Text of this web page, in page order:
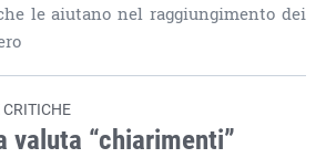
le aiutano nel raggiungimento dei
CRITICHE
valuta “chiarimenti”